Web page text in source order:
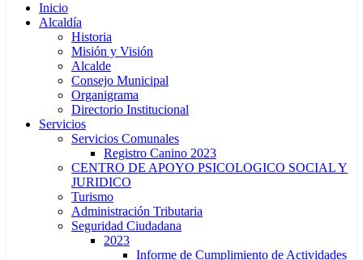
Inicio
Alcaldía
Historia
Misión y Visión
Alcalde
Consejo Municipal
Organigrama
Directorio Institucional
Servicios
Servicios Comunales
Registro Canino 2023
CENTRO DE APOYO PSICOLOGICO SOCIAL Y
JURIDICO
Turismo
Administración Tributaria
Seguridad Ciudadana
2023
Informe de Cumplimiento de Actividades